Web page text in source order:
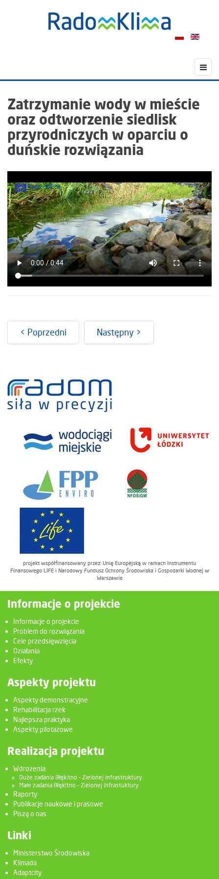
Zatrzymanie wody w mieście
oraz odtworzenie siedlisk
przyrodniczych w oparciu o
duńskie rozwiązania
< Poprzedni Następny >
projekt współfinansowany przez: Unię Europejską w ramach Instrumentu
Finansowego LIFE i Narodowy Fundusz Ochrony Środowiska i Gospodarki Wodnej w
Warszawie
Informacje o projekcie
Informacje o projekcie
Problem do rozwiązania
Cele przedsięwzięcia
Działania
Efekty
Aspekty projektu
Aspekty demonstracyjne
Rehabilitacja rzek
Najlepsza praktyka
Aspekty pilotażowe
Realizacja projektu
Wdrożenia
Duże zadania Błękitno - Zielonej Infrastruktury
Małe zadania Błękitno - Zielonej Infrastuktury
Raporty
Publikacje naukowe i prasowe
Piszą o nas
Linki
Ministerstwo Środowiska
Klimada
Adaptcity